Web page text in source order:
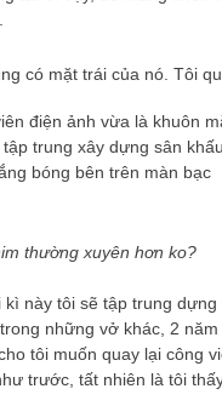
điện ảnh vừa là khuôn
trung xây dựng sân
bóng bên trên màn bạc
thường xuyên hơn ko?
này tôi sẽ tập trung
những vở khác, 2
tôi muốn quay lại công
trước, tất nhiên là tôi